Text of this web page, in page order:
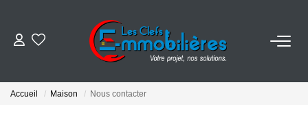
Accueil Maison Nous contacter